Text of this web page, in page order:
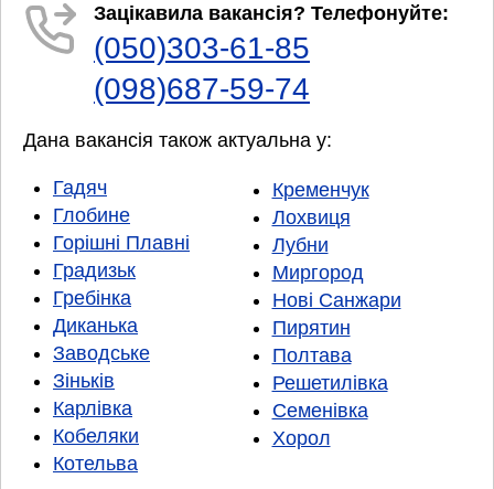
Зацікавила вакансія? Телефонуйте:
(050)303-61-85
(098)687-59-74
Дана вакансія також актуальна у:
Гадяч
Глобине
Горішні Плавні
Градизьк
Гребінка
Диканька
Заводське
Зіньків
Карлівка
Кобеляки
Котельва
Кременчук
Лохвиця
Лубни
Миргород
Нові Санжари
Пирятин
Полтава
Решетилівка
Семенівка
Хорол